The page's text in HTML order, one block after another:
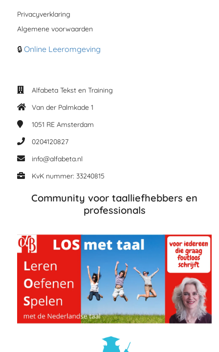
Privacyverklaring
Algemene voorwaarden
🔒 Online Leeromgeving
Alfabeta Tekst en Training
Van der Palmkade 1
1051 RE Amsterdam
0204120827
info@alfabeta.nl
KvK nummer: 33240815
Community voor taalliefhebbers en
professionals